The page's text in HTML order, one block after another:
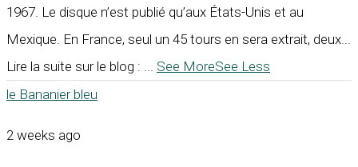
1967. Le disque n’est publié qu’aux États-Unis et au
Mexique. En France, seul un 45 tours en sera extrait, deux...
Lire la suite sur le blog : ... See MoreSee Less
le Bananier bleu
2 weeks ago